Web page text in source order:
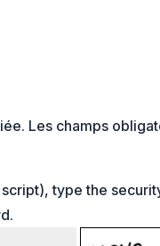
Les champs
type the